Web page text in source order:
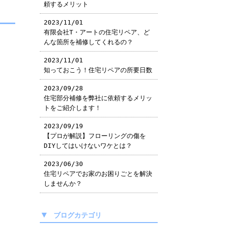
頼するメリット
2023/11/01
有限会社T・アートの住宅リペア、ど
んな箇所を補修してくれるの？
2023/11/01
知っておこう！住宅リペアの所要日数
2023/09/28
住宅部分補修を弊社に依頼するメリッ
トをご紹介します！
2023/09/19
【プロが解説】フローリングの傷を
DIYしてはいけないワケとは？
2023/06/30
住宅リペアでお家のお困りごとを解決
しませんか？
▼ ブログカテゴリ